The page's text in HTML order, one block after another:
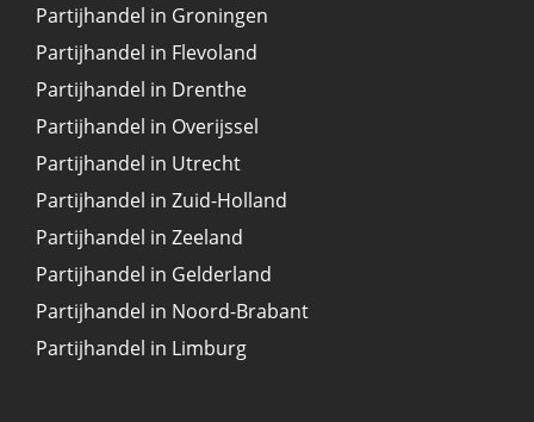
Partijhandel in Groningen
Partijhandel in Flevoland
Partijhandel in Drenthe
Partijhandel in Overijssel
Partijhandel in Utrecht
Partijhandel in Zuid-Holland
Partijhandel in Zeeland
Partijhandel in Gelderland
Partijhandel in Noord-Brabant
Partijhandel in Limburg